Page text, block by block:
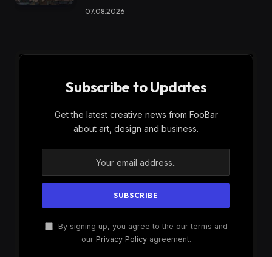
07.08.2026
Subscribe to Updates
Get the latest creative news from FooBar
about art, design and business.
By signing up, you agree to the our terms and
our Privacy Policyagreement.